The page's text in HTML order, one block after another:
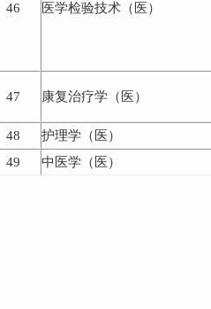
46 医学检验技术（医）
47 康复治疗学（医）
48
护理学（医）
49
中医学（医）